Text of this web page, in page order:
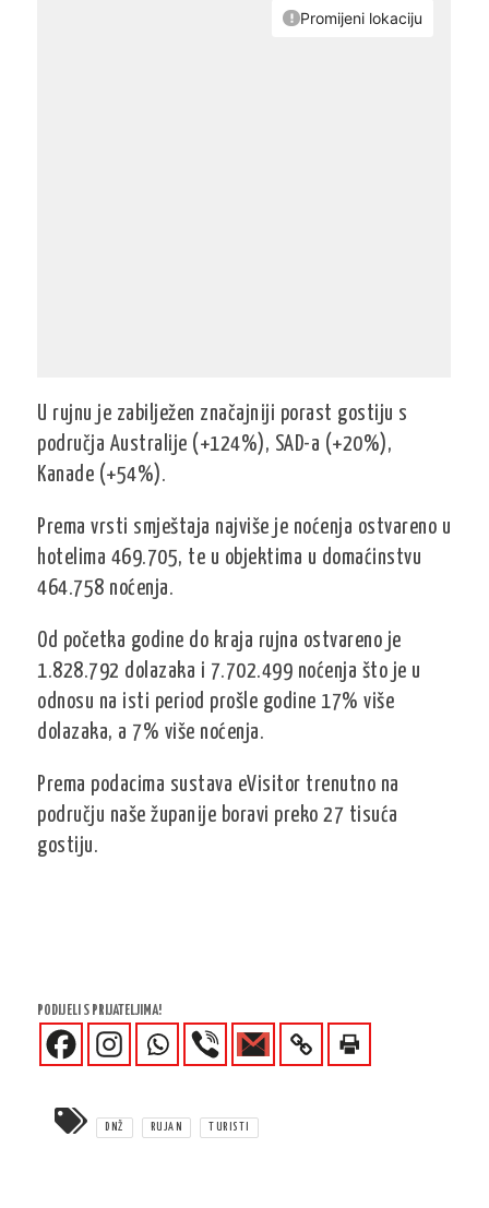
U rujnu je zabilježen značajniji porast gostiju s
područja Australije (+124%), SAD-a (+20%),
Kanade (+54%).
Prema vrsti smještaja najviše je noćenja ostvareno u
hotelima 469.705, te u objektima u domaćinstvu
464.758 noćenja.
Od početka godine do kraja rujna ostvareno je
1.828.792 dolazaka i 7.702.499 noćenja što je u
odnosu na isti period prošle godine 17% više
dolazaka, a 7% više noćenja.
Prema podacima sustava eVisitor trenutno na
području naše županije boravi preko 27 tisuća
gostiju.
PODIJELI S PRIJATELJIMA!
DNŽ RUJAN TURISTI